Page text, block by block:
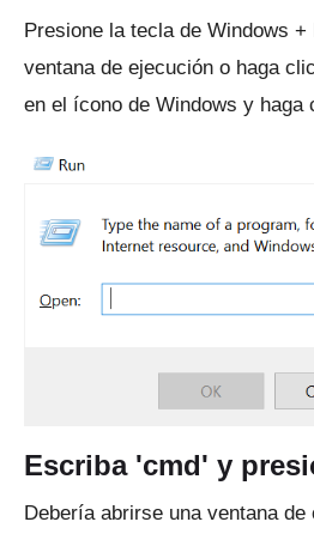
Presione la tecla de Windows +
ventana de ejecución o haga
en el ícono de Windows y haga
Escriba 'cmd' y
Debería abrirse una ventana de